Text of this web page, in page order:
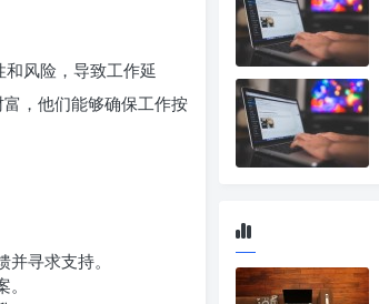
风险，导致工作延
，他们能够确保工作按
寻求支持。